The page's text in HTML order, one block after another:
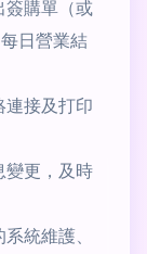
簽購單（或
日營業結
連接及打印
變更，及時
統維護、